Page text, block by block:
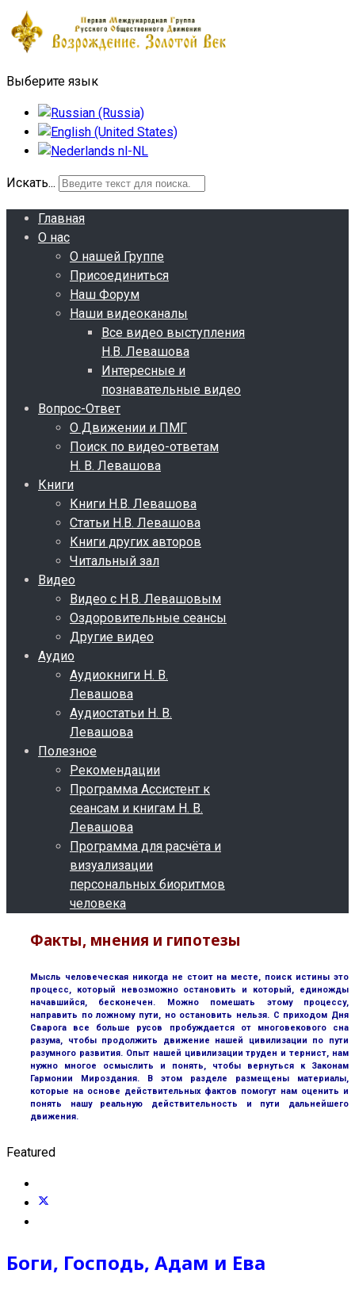
Выберите язык
Искать...
Главная
О нас
О нашей Группе
Присоединиться
Наш Форум
Наши видеоканалы
Все видео выступления
Н.В. Левашова
Интересные и
познавательные видео
Вопрос-Ответ
О Движении и ПМГ
Поиск по видео-ответам
Н. В. Левашова
Книги
Книги Н.В. Левашова
Статьи Н.В. Левашова
Книги других авторов
Читальный зал
Видео
Видео с Н.В. Левашовым
Оздоровительные сеансы
Другие видео
Аудио
Аудиокниги Н. В.
Левашова
Аудиостатьи Н. В.
Левашова
Полезное
Рекомендации
Программа Ассистент к
сеансам и книгам Н. В.
Левашова
Программа для расчёта и
визуализации
персональных биоритмов
человека
Факты, мнения и гипотезы
Мысль человеческая никогда не стоит на месте, поиск истины это
процесс, который невозможно остановить и который, единожды
начавшийся, бесконечен. Можно помешать этому процессу,
направить по ложному пути, но остановить нельзя. С приходом Дня
Сварога все больше русов пробуждается от многовекового сна
разума, чтобы продолжить движение нашей цивилизации по пути
разумного развития. Опыт нашей цивилизации труден и тернист, нам
нужно многое осмыслить и понять, чтобы вернуться к Законам
Гармонии Мироздания. В этом разделе размещены материалы,
которые на основе действительных фактов помогут нам оценить и
понять нашу реальную действительность и пути дальнейшего
движения.
Featured
Боги, Господь, Адам и Ева